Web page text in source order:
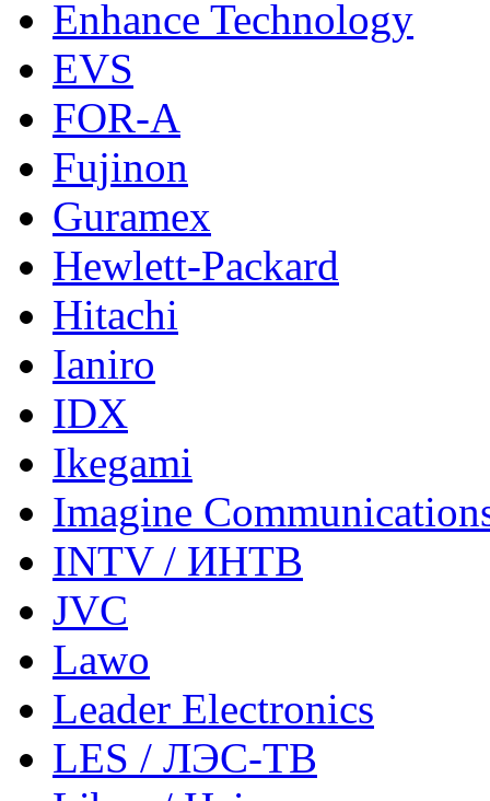
Enhance Technology
EVS
FOR-A
Fujinon
Guramex
Hewlett-Packard
Hitachi
Ianiro
IDX
Ikegami
Imagine
INTV / ИНТВ
JVC
Lawo
Leader Electronics
LES / ЛЭС-ТВ